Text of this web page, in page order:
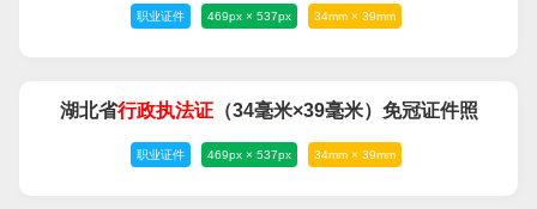
职业证件 469px × 537px 34mm × 39mm
湖北省行政执法证（34毫米×39毫米）免冠证件照
职业证件 469px × 537px 34mm × 39mm